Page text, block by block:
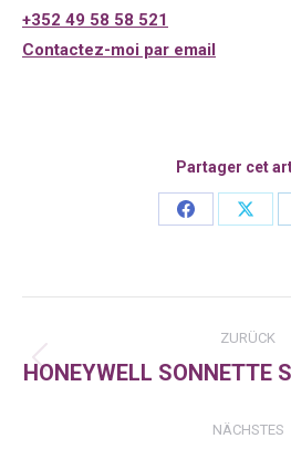
+352 49 58 58 521
Contactez-moi par email
Partager cet
Share
Share
ZURÜCK
HONEYWELL SONNETTE
NÄCHSTES